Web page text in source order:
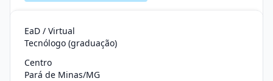
EaD / Virtual
Tecnólogo (graduação)
Centro
Pará de Minas/MG